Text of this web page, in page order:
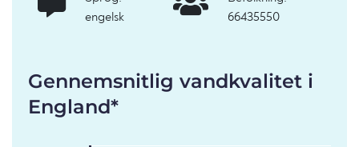
engelsk
66435550
Gennemsnitlig vandkvalitet i
England*